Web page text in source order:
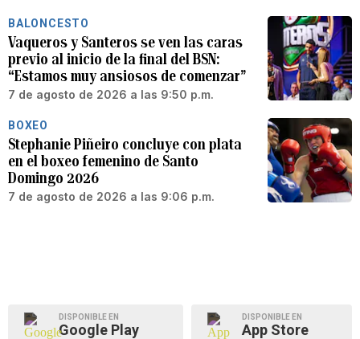
BALONCESTO
Vaqueros y Santeros se ven las caras
previo al inicio de la final del BSN:
“Estamos muy ansiosos de comenzar”
7 de agosto de 2026 a las 9:50 p.m.
BOXEO
Stephanie Piñeiro concluye con plata
en el boxeo femenino de Santo
Domingo 2026
7 de agosto de 2026 a las 9:06 p.m.
DISPONIBLE EN
Google Play
DISPONIBLE EN
App Store